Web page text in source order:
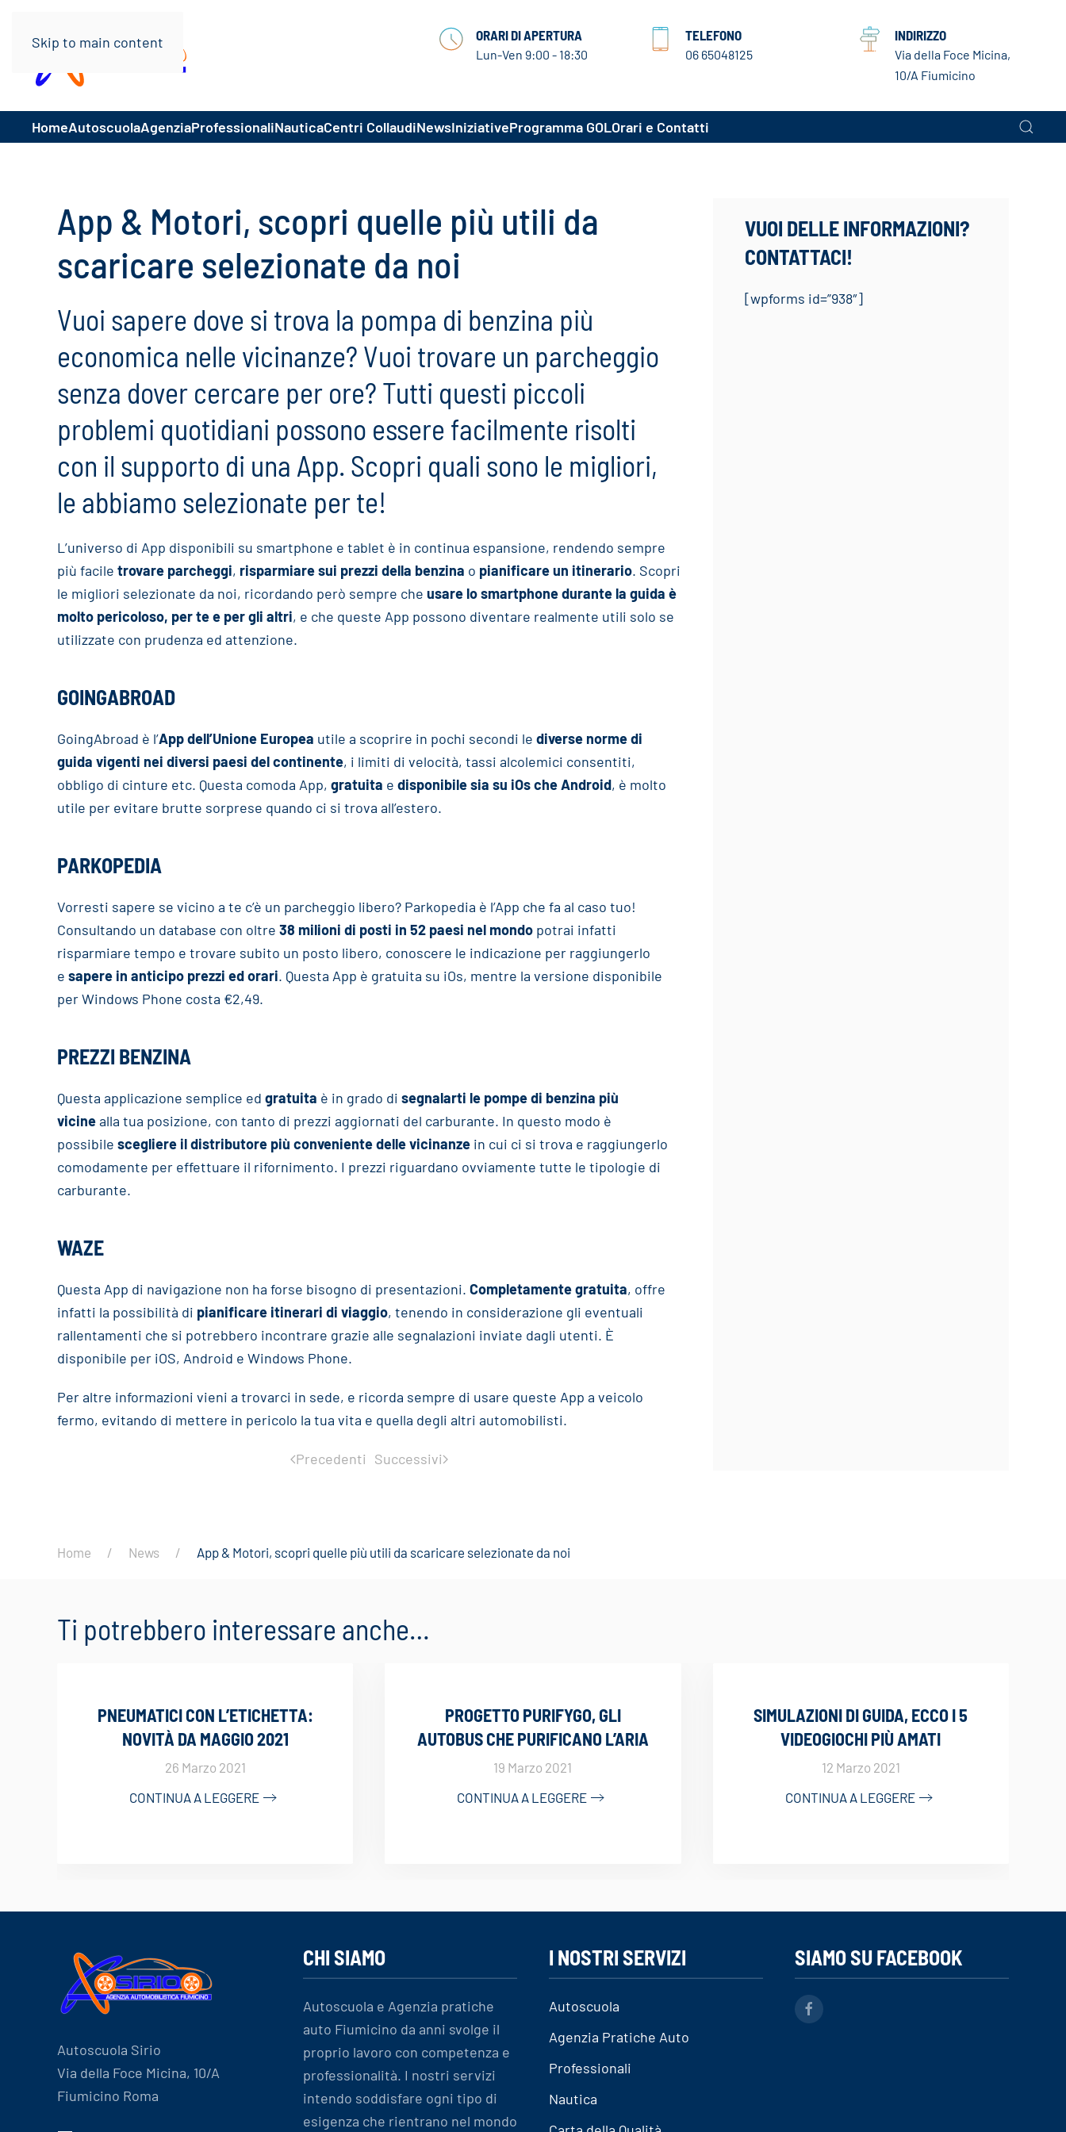
Skip to main content ORARI DI APERTURA
Lun-Ven 9:00 - 18:30
TELEFONO
06 65048125
INDIRIZZO
Via della Foce Micina,
10/A Fiumicino
HomeAutoscuolaAgenziaProfessionaliNauticaCentri CollaudiNewsIniziativeProgramma GOLOrari e Contatti
App & Motori, scopri quelle più utili da
scaricare selezionate da noi
Vuoi sapere dove si trova la pompa di benzina più
economica nelle vicinanze? Vuoi trovare un parcheggio
senza dover cercare per ore? Tutti questi piccoli
problemi quotidiani possono essere facilmente risolti
con il supporto di una App. Scopri quali sono le migliori,
le abbiamo selezionate per te!
L’universo di App disponibili su smartphone e tablet è in continua espansione, rendendo sempre
più facile trovare parcheggi, risparmiare sui prezzi della benzina o pianificare un itinerario. Scopri
le migliori selezionate da noi, ricordando però sempre che usare lo smartphone durante la guida è
molto pericoloso, per te e per gli altri, e che queste App possono diventare realmente utili solo se
utilizzate con prudenza ed attenzione.
GOINGABROAD
GoingAbroad è l’App dell’Unione Europea utile a scoprire in pochi secondi le diverse norme di
guida vigenti nei diversi paesi del continente, i limiti di velocità, tassi alcolemici consentiti,
obbligo di cinture etc. Questa comoda App, gratuita e disponibile sia su iOs che Android, è molto
utile per evitare brutte sorprese quando ci si trova all’estero.
PARKOPEDIA
Vorresti sapere se vicino a te c’è un parcheggio libero? Parkopedia è l’App che fa al caso tuo!
Consultando un database con oltre 38 milioni di posti in 52 paesi nel mondo potrai infatti
risparmiare tempo e trovare subito un posto libero, conoscere le indicazione per raggiungerlo
e sapere in anticipo prezzi ed orari. Questa App è gratuita su iOs, mentre la versione disponibile
per Windows Phone costa €2,49.
PREZZI BENZINA
Questa applicazione semplice ed gratuita è in grado di segnalarti le pompe di benzina più
vicinealla tua posizione, con tanto di prezzi aggiornati del carburante. In questo modo è
possibile scegliere il distributore più conveniente delle vicinanze in cui ci si trova e raggiungerlo
comodamente per effettuare il rifornimento. I prezzi riguardano ovviamente tutte le tipologie di
carburante.
WAZE
Questa App di navigazione non ha forse bisogno di presentazioni. Completamente gratuita, offre
infatti la possibilità di pianificare itinerari di viaggio, tenendo in considerazione gli eventuali
rallentamenti che si potrebbero incontrare grazie alle segnalazioni inviate dagli utenti. È
disponibile per iOS, Android e Windows Phone.
Per altre informazioni vieni a trovarci in sede, e ricorda sempre di usare queste App a veicolo
fermo, evitando di mettere in pericolo la tua vita e quella degli altri automobilisti.
Precedenti Successivi
VUOI DELLE INFORMAZIONI?
CONTATTACI!
[wpforms id=”938″]
Home News App & Motori, scopri quelle più utili da scaricare selezionate da noi
Ti potrebbero interessare anche…
PNEUMATICI CON L’ETICHETTA:
NOVITÀ DA MAGGIO 2021
26 Marzo 2021
CONTINUA A LEGGERE
PROGETTO PURIFYGO, GLI
AUTOBUS CHE PURIFICANO L’ARIA
19 Marzo 2021
CONTINUA A LEGGERE
SIMULAZIONI DI GUIDA, ECCO I 5
VIDEOGIOCHI PIÙ AMATI
12 Marzo 2021
CONTINUA A LEGGERE
Autoscuola Sirio
Via della Foce Micina, 10/A
Fiumicino Roma
CHI SIAMO
Autoscuola e Agenzia pratiche
auto Fiumicino da anni svolge il
proprio lavoro con competenza e
professionalità. I nostri servizi
intendo soddisfare ogni tipo di
esigenza che rientrano nel mondo
I NOSTRI SERVIZI
Autoscuola
Agenzia Pratiche Auto
Professionali
Nautica
SIAMO SU FACEBOOK